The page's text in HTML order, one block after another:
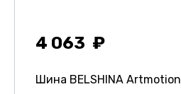
4 063
Шина BELSHINA Artmotion